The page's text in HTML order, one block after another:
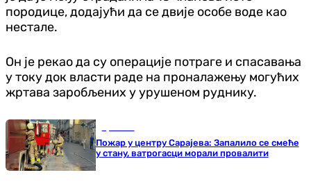
породице, додајући да се двије особе воде као
нестале.
Он је рекао да су операције потраге и спасавања
у току док власти раде на проналажењу могућих
жртава заробљених у урушеном руднику.
Пожар у центру Сарајева: Запалило се смеће
у стану, ватрогасци морали провалити